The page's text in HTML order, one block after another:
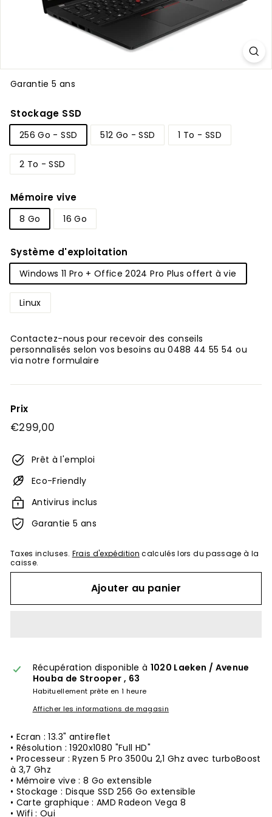
Garantie 5 ans
Stockage SSD
256 Go - SSD 512 Go - SSD 1 To - SSD
2 To - SSD
Mémoire vive
8 Go 16 Go
Système d'exploitation
Windows 11 Pro + Office 2024 Pro Plus offert à vie
Linux
Contactez-nous pour recevoir des conseils
personnalisés selon vos besoins au 0488 44 55 54 ou
via notre formulaire
Prix
Prix
régulier
€299,00
Prêt à l'emploi
Eco-Friendly
Antivirus inclus
Garantie 5 ans
Taxes incluses. Frais d'expédition calculés lors du passage à la
caisse.
Ajouter au panier
Récupération disponible à 1020 Laeken / Avenue
Houba de Strooper , 63
Habituellement prête en 1 heure
Afficher les informations de magasin
• Ecran : 13.3" antireflet
• Résolution : 1920x1080 "Full HD"
• Processeur : Ryzen 5 Pro 3500u 2,1 Ghz avec turboBoost
à 3,7 Ghz
• Mémoire vive : 8 Go extensible
• Stockage : Disque SSD 256 Go extensible
• Carte graphique : AMD Radeon Vega 8
• Wifi : Oui